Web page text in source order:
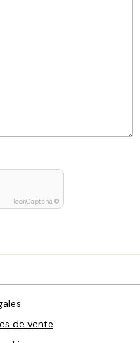
IconCaptcha ©
de vente